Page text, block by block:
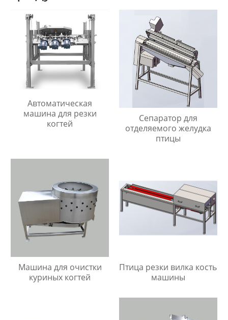
Автоматическая
машина для резки
когтей
Сепаратор для
отделяемого желудка
птицы
Машина для очистки
куриных когтей
Птица резки вилка кость
машины